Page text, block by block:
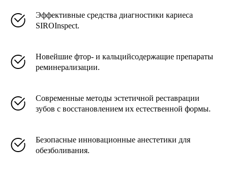
Эффективные средства диагностики кариеса
SIROInspect.
Новейшие фтор- и кальцийсодержащие препараты
реминерализации.
Современные методы эстетичной реставрации
зубов с восстановлением их естественной формы.
Безопасные инновационные анестетики для
обезболивания.